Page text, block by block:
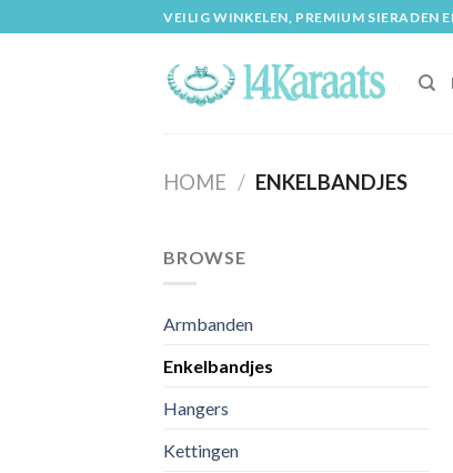
to
VEILIG WINKELEN, PREMIUM SIERADEN
HOME / ENKELBANDJES
BROWSE
Armbanden
Enkelbandjes
Hangers
Kettingen